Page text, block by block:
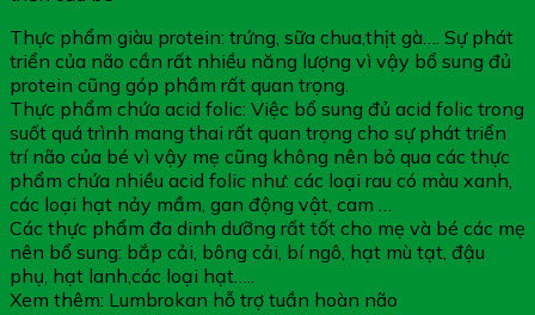
Thực phẩm giàu protein: trứng, sữa chua,thịt gà…. Sự phát
triển của não cần rất nhiều năng lượng vì vậy bổ sung đủ
protein cũng góp phầm rất quan trọng.
Thực phẩm chứa acid folic: Việc bổ sung đủ acid folic trong
suốt quá trình mang thai rất quan trọng cho sự phát triển
trí não của bé vì vậy mẹ cũng không nên bỏ qua các thực
phẩm chứa nhiều acid folic như: các loại rau có màu xanh,
các loại hạt nảy mầm, gan động vật, cam …
Các thực phẩm đa dinh dưỡng rất tốt cho mẹ và bé các mẹ
nên bổ sung: bắp cải, bông cải, bí ngô, hạt mù tạt, đậu
phụ, hạt lanh,các loại hạt…..
Xem thêm: Lumbrokan hỗ trợ tuần hoàn não